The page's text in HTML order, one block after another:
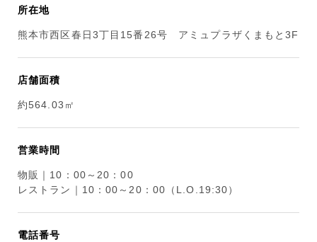
所在地
熊本市西区春日3丁目15番26号 アミュプラザくまもと3F
店舗面積
約564.03㎡
営業時間
物販｜10：00～20：00
レストラン｜10：00～20：00（L.O.19:30）
電話番号